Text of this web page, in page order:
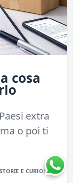
cosa
extra
o poi ti
STORIE E CURIOSITÀ